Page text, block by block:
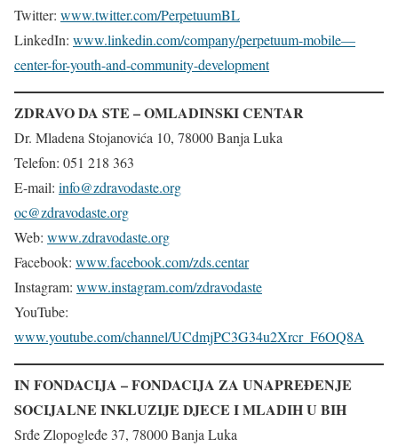
Twitter: www.twitter.com/PerpetuumBL
LinkedIn: www.linkedin.com/company/perpetuum-mobile—
center-for-youth-and-community-development
ZDRAVO DA STE – OMLADINSKI CENTAR
Dr. Mladena Stojanovića 10, 78000 Banja Luka
Telefon: 051 218 363
E-mail: info@zdravodaste.org
oc@zdravodaste.org
Web: www.zdravodaste.org
Facebook: www.facebook.com/zds.centar
Instagram: www.instagram.com/zdravodaste
YouTube:
www.youtube.com/channel/UCdmjPC3G34u2Xrcr_F6OQ8A
IN FONDACIJA – FONDACIJA ZA UNAPREĐENJE
SOCIJALNE INKLUZIJE DJECE I MLADIH U BIH
Srđe Zlopogleđe 37, 78000 Banja Luka